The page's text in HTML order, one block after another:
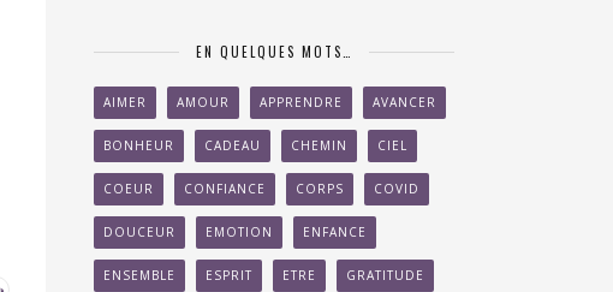
EN QUELQUES MOTS…
AIMER AMOUR APPRENDRE AVANCER
BONHEUR CADEAU CHEMIN CIEL
COEUR CONFIANCE CORPS COVID
DOUCEUR EMOTION ENFANCE
ENSEMBLE ESPRIT ETRE GRATITUDE